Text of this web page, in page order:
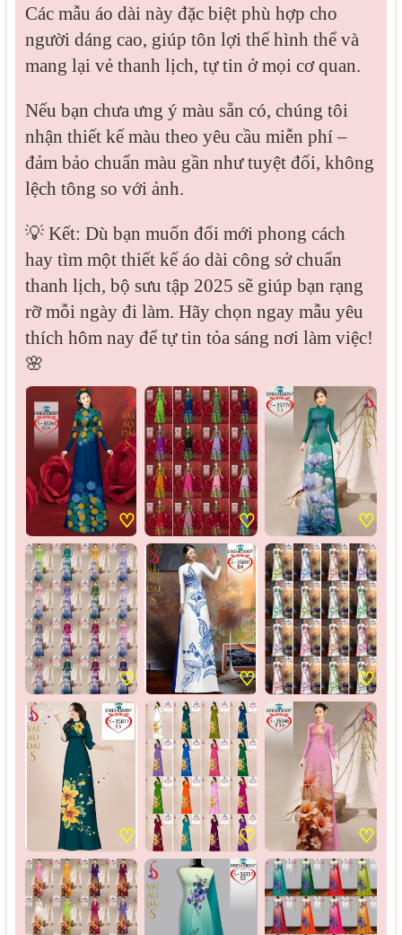
Các mẫu áo dài này đặc biệt phù hợp cho
người dáng cao, giúp tôn lợi thế hình thể và
mang lại vẻ thanh lịch, tự tin ở mọi cơ quan.
Nếu bạn chưa ưng ý màu sẵn có, chúng tôi
nhận thiết kế màu theo yêu cầu miễn phí –
đảm bảo chuẩn màu gần như tuyệt đối, không
lệch tông so với ảnh.
💡 Kết: Dù bạn muốn đổi mới phong cách
hay tìm một thiết kế áo dài công sở chuẩn
thanh lịch, bộ sưu tập 2025 sẽ giúp bạn rạng
rỡ mỗi ngày đi làm. Hãy chọn ngay mẫu yêu
thích hôm nay để tự tin tỏa sáng nơi làm việc!
🌸
♡ ♡ ♡
♡ ♡ ♡
♡ ♡ ♡